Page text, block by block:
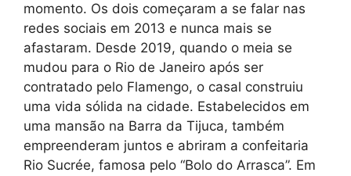
momento. Os dois começaram a se falar nas
redes sociais em 2013 e nunca mais se
afastaram. Desde 2019, quando o meia se
mudou para o Rio de Janeiro após ser
contratado pelo Flamengo, o casal construiu
uma vida sólida na cidade. Estabelecidos em
uma mansão na Barra da Tijuca, também
empreenderam juntos e abriram a confeitaria
Rio Sucrée, famosa pelo “Bolo do Arrasca”. Em